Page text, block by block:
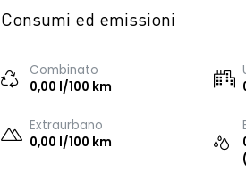
Consumi ed emissioni
Combinato
0,00 l/100 km
Extraurbano
0,00 l/100 km